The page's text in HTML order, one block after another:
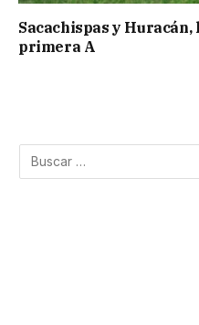
Sacachispas y
primera A